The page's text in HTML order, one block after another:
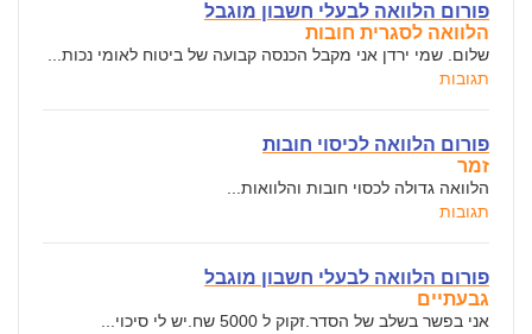
פורום הלוואה לבעלי חשבון מוגבל
הלוואה לסגרית חובות
שלום. שמי ירדן אני מקבל הכנסה קבועה של ביטוח לאומי נכות...
תגובות
פורום הלוואה לכיסוי חובות
זמר
הלוואה גדולה לכסוי חובות והלוואות...
תגובות
פורום הלוואה לבעלי חשבון מוגבל
גבעתיים
אני בפשר בשלב של הסדר.זקוק ל 5000 שח.יש לי סיכוי...